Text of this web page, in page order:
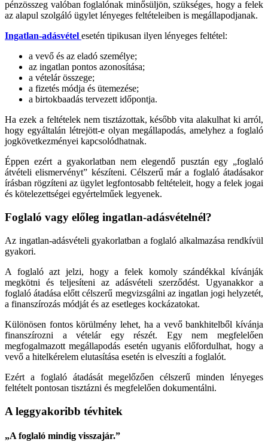
pénzösszeg valóban foglalónak minősüljön, szükséges, hogy a felek
az alapul szolgáló ügylet lényeges feltételeiben is megállapodjanak.
Ingatlan-adásvétel esetén tipikusan ilyen lényeges feltétel:
a vevő és az eladó személye;
az ingatlan pontos azonosítása;
a vételár összege;
a fizetés módja és ütemezése;
a birtokbaadás tervezett időpontja.
Ha ezek a feltételek nem tisztázottak, később vita alakulhat ki arról,
hogy egyáltalán létrejött-e olyan megállapodás, amelyhez a foglaló
jogkövetkezményei kapcsolódhatnak.
Éppen ezért a gyakorlatban nem elegendő pusztán egy „foglaló
átvételi elismervényt” készíteni. Célszerű már a foglaló átadásakor
írásban rögzíteni az ügylet legfontosabb feltételeit, hogy a felek jogai
és kötelezettségei egyértelműek legyenek.
Foglaló vagy előleg ingatlan-adásvételnél?
Az ingatlan-adásvételi gyakorlatban a foglaló alkalmazása rendkívül
gyakori.
A foglaló azt jelzi, hogy a felek komoly szándékkal kívánják
megkötni és teljesíteni az adásvételi szerződést. Ugyanakkor a
foglaló átadása előtt célszerű megvizsgálni az ingatlan jogi helyzetét,
a finanszírozás módját és az esetleges kockázatokat.
Különösen fontos körülmény lehet, ha a vevő bankhitelből kívánja
finanszírozni a vételár egy részét. Egy nem megfelelően
megfogalmazott megállapodás esetén ugyanis előfordulhat, hogy a
vevő a hitelkérelem elutasítása esetén is elveszíti a foglalót.
Ezért a foglaló átadását megelőzően célszerű minden lényeges
feltételt pontosan tisztázni és megfelelően dokumentálni.
A leggyakoribb tévhitek
„A foglaló mindig visszajár.”